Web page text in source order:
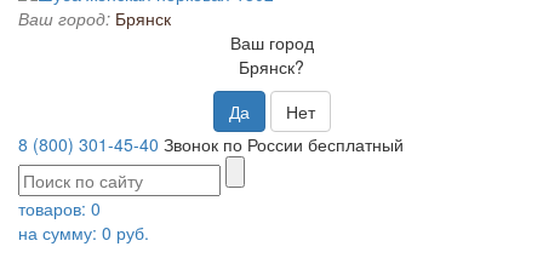
Ваш город: Брянск
Ваш город
Брянск?
Да
Нет
8 (800) 301-45-40 Звонок по России бесплатный
товаров: 0
на сумму: 0 руб.